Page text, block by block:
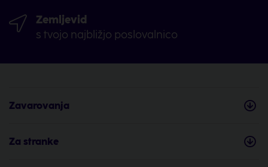
Zemljevid
s tvojo najbližjo poslovalnico
Zavarovanja
Za stranke